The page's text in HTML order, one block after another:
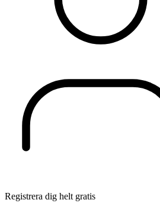
Registrera dig helt gratis